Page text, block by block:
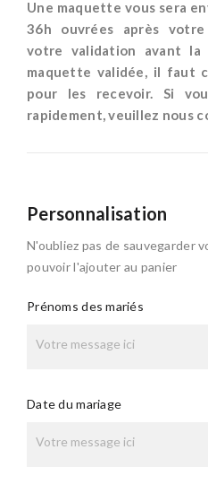
Une maquette vous sera
36h ouvrées après
votre validation avant
maquette validée, il faut
pour les recevoir. Si
rapidement, veuillez nous
Personnalisation
N'oubliez pas de sauvegarder
pouvoir l'ajouter au panier
Prénoms des mariés
Date du mariage